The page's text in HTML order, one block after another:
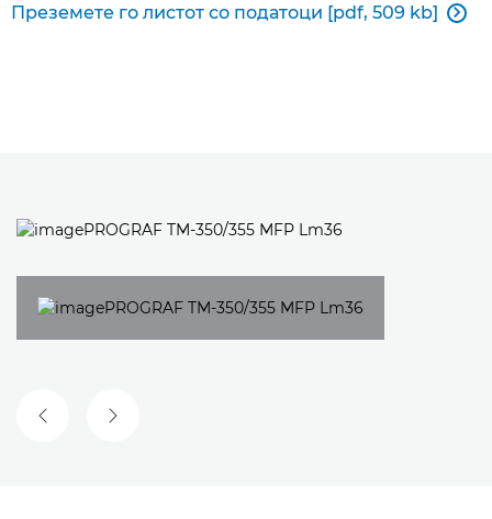
Преземете го листот со податоци [pdf, 509 kb] 
ПРЕТХОДЕН СЛАЈД
СЛЕДЕН СЛАЈД